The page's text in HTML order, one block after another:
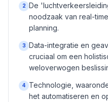
2 De
noodzaak van real-
planning.
3 Data-integratie en
cruciaal om een
weloverwogen
4
Technologie,
het automatiseren en